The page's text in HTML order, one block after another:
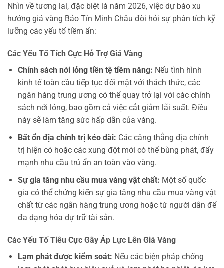
Nhìn về tương lai, đặc biệt là năm 2026, việc dự báo xu
hướng giá vàng Bảo Tín Minh Châu đòi hỏi sự phân tích kỹ
lưỡng các yếu tố tiềm ẩn:
Các Yếu Tố Tích Cực Hỗ Trợ Giá Vàng
Chính sách nới lỏng tiền tệ tiềm năng: Nếu tình hình
kinh tế toàn cầu tiếp tục đối mặt với thách thức, các
ngân hàng trung ương có thể quay trở lại với các chính
sách nới lỏng, bao gồm cả việc cắt giảm lãi suất. Điều
này sẽ làm tăng sức hấp dẫn của vàng.
Bất ổn địa chính trị kéo dài: Các căng thẳng địa chính
trị hiện có hoặc các xung đột mới có thể bùng phát, đẩy
mạnh nhu cầu trú ẩn an toàn vào vàng.
Sự gia tăng nhu cầu mua vàng vật chất: Một số quốc
gia có thể chứng kiến sự gia tăng nhu cầu mua vàng vật
chất từ các ngân hàng trung ương hoặc từ người dân để
đa dạng hóa dự trữ tài sản.
Các Yếu Tố Tiêu Cực Gây Áp Lực Lên Giá Vàng
Lạm phát được kiểm soát: Nếu các biện pháp chống